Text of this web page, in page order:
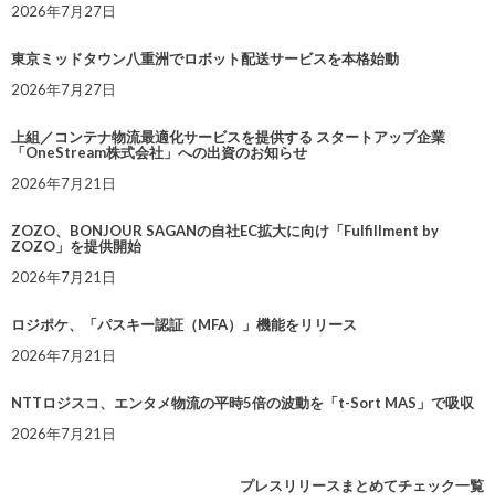
2026年7月27日
東京ミッドタウン八重洲でロボット配送サービスを本格始動
2026年7月27日
上組／コンテナ物流最適化サービスを提供する スタートアップ企業
「OneStream株式会社」への出資のお知らせ
2026年7月21日
ZOZO、BONJOUR SAGANの自社EC拡大に向け「Fulfillment by
ZOZO」を提供開始
2026年7月21日
ロジポケ、「パスキー認証（MFA）」機能をリリース
2026年7月21日
NTTロジスコ、エンタメ物流の平時5倍の波動を「t-Sort MAS」で吸収
2026年7月21日
プレスリリースまとめてチェック一覧